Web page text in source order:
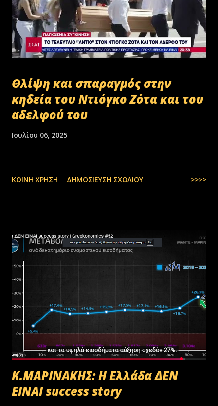
Θλίψη και σπαραγμός στην
κηδεία του Ντιόγκο Ζότα και του
αδελφού του
Ιουλίου 06, 2025
ΚΟΙΝΉ ΧΡΉΣΗ ΔΗΜΟΣΊΕΥΣΗ ΣΧΟΛΊΟΥ >>>>
Κ.ΜΑΡΙΝΑΚΗΣ: Η Ελλάδα ΔΕΝ
ΕΙΝΑΙ success story